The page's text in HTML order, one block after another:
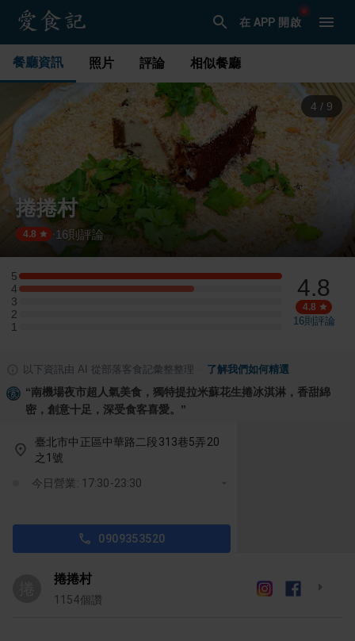
在 APP 開啟
餐廳資訊 照片 評論 相似餐廳
4 / 9
捲捲村
4.8 · 16則評論
5
5 星：3 則評論
4
4 星：2 則評論
3
3 星：0 則評論
2
2 星：0 則評論
1
1 星：0 則評論
4.8
4.8
16則評論
以下資訊由 AI 從部落客食記彙整整理 了解我們如何精選
“南機場夜市超人氣美食，獨特提拉米蘇花生捲冰淇淋，香甜綿
密，創意十足，深受食客喜愛。 ”
臺北市中正區中華路二段313巷5弄20
之1號
今日營業: 17:30-23:30
0909353520
捲捲村
1154個讚